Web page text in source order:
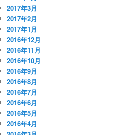
2017年3月
2017年2月
2017年1月
2016年12月
2016年11月
2016年10月
2016年9月
2016年8月
2016年7月
2016年6月
2016年5月
2016年4月